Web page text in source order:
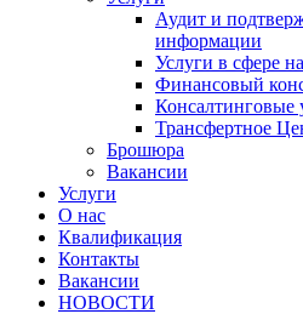
Аудит и
информации
Услуги в сфере
Финансовый
Консалтинговые
Трансфертное
Брошюра
Вакансии
Услуги
О нас
Квалификация
Контакты
Вакансии
НОВОСТИ